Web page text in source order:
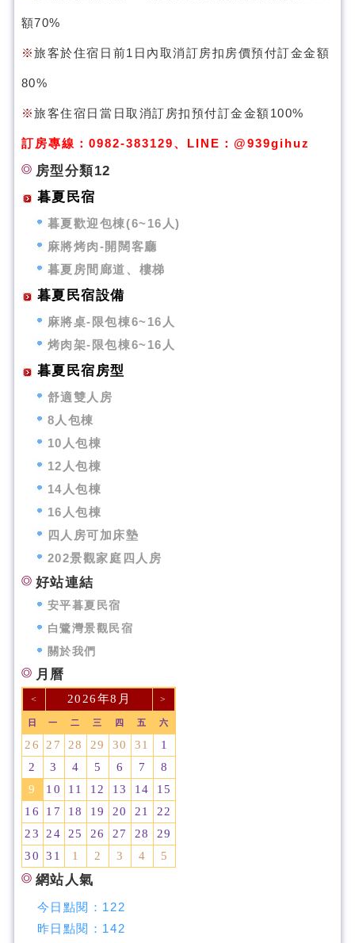
額70%
※旅客於住宿日前1日內取消訂房扣房價預付訂金金額
80%
※旅客住宿日當日取消訂房扣預付訂金金額100%
訂房專線：0982-383129、 LINE： @939gihuz
房型分類12
暮夏民宿
暮夏歡迎包棟(6~16人)
麻將烤肉-開闊客廳
暮夏房間廊道、樓梯
暮夏民宿設備
麻將桌-限包棟6~16人
烤肉架-限包棟6~16人
暮夏民宿房型
舒適雙人房
8人包棟
10人包棟
12人包棟
14人包棟
16人包棟
四人房可加床墊
202景觀家庭四人房
好站連結
安平暮夏民宿
白鷺灣景觀民宿
關於我們
月曆
< 2026年8月 >
日 一 二 三 四 五 六
26 27 28 29 30 31
1
2
3 4 5 6 7
8
9
10 11 12 13 14
15
16
17 18 19 20 21
22
23
24 25 26 27 28
29
30
31 1 2 3 4 5
網站人氣
今日點閱： 122
昨日點閱： 142